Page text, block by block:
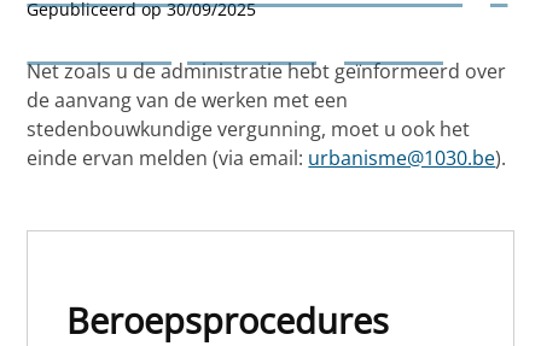
Gepubliceerd op 30/09/2025
Net zoals u de administratie hebt geïnformeerd over
de aanvang van de werken met een
stedenbouwkundige vergunning, moet u ook het
einde ervan melden (via email: urbanisme@1030.be).
Beroepsprocedures